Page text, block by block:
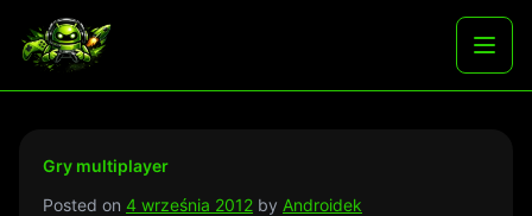
content
Najlepsze darmowe gry i aplikacje na androida
menu
Gry multiplayer
Posted on 4 września 2012 by Androidek